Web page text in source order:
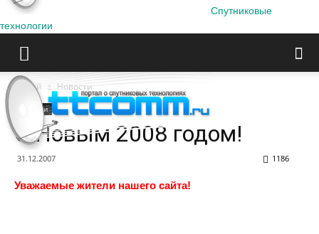
Спутниковые
технологии
Домой Новости
Новости
С Новым 2008 годом!
31.12.2007 1186
Уважаемые жители нашего сайта!